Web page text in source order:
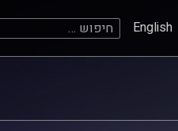
English חיפוש: